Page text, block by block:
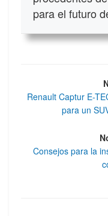
para el futuro
Renault Captur E-
para un
Consejos para la